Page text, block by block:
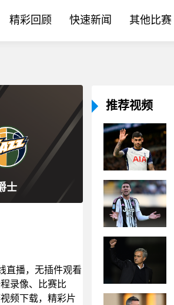
精彩回顾 快速新闻 其他比赛
士
直播，无插件观看
录像、比赛比
频下载，精彩片
推荐视频